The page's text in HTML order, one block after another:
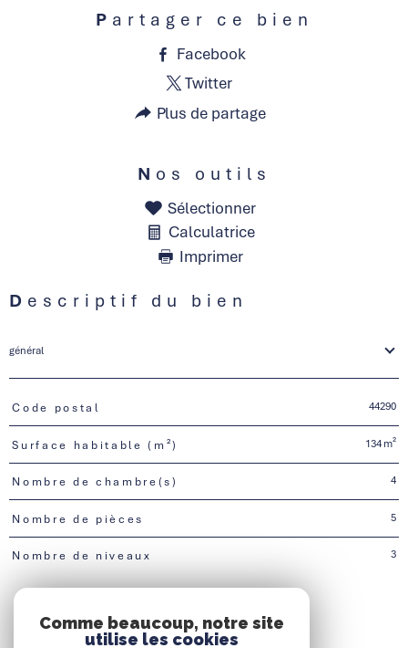
Partager ce bien
Facebook
Twitter
Plus de partage
Nos outils
Sélectionner
Calculatrice
Imprimer
Descriptif du bien
général
TRAD_PAMPERO_Caracteristique
Code postal 44290
Surface habitable (m²) 134 m²
Nombre de chambre(s) 4
Nombre de pièces 5
Nombre de niveaux 3
Comme beaucoup, notre site
utilise les cookies